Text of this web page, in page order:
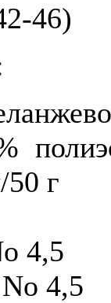
46)
50 г
4,5
4,5